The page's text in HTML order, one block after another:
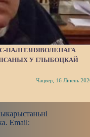
ПАЛІТЗНЯВОЛЕНАГА
У ГЛЫБОЦКАЙ
Чацвер, 16 Ліпень
Email: